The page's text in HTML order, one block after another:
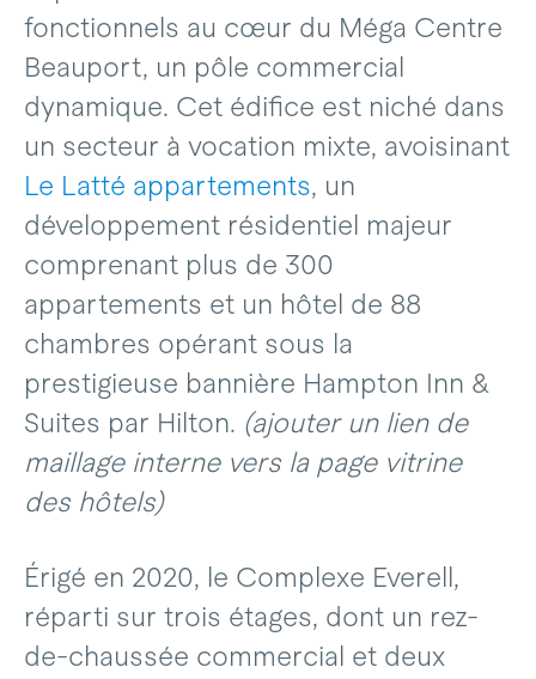
fonctionnels au cœur du Méga Centre
Beauport, un pôle commercial
dynamique. Cet édifice est niché dans
un secteur à vocation mixte, avoisinant
Le Latté appartements, un
développement résidentiel majeur
comprenant plus de 300
appartements et un hôtel de 88
chambres opérant sous la
prestigieuse bannière Hampton Inn &
Suites par Hilton. (ajouter un lien de
maillage interne vers la page vitrine
des hôtels)
Érigé en 2020, le Complexe Everell,
réparti sur trois étages, dont un rez-
de-chaussée commercial et deux